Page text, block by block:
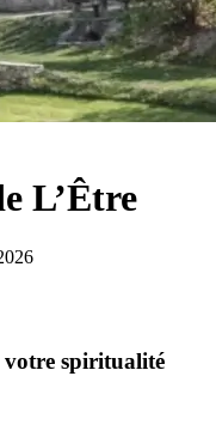
L’Être
votre spiritualité